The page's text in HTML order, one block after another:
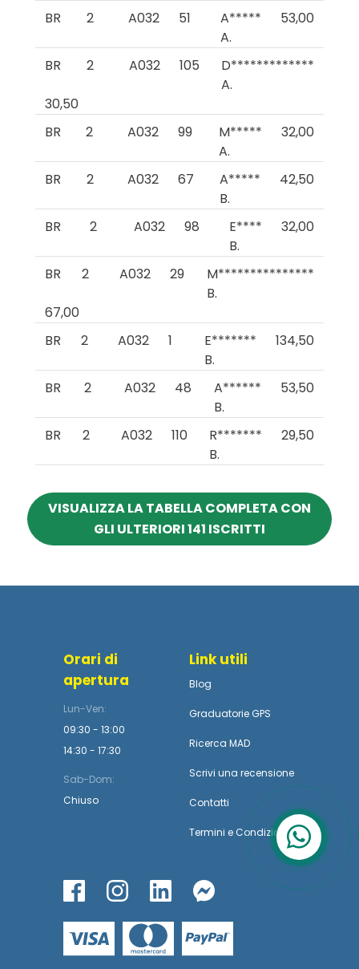
BR 2 A032 51
A*****
A.
53,00
BR 2 A032 105
D*************
A.
30,50
BR
2 A032 99
M*****
A.
32,00
BR 2 A032 67
A*****
B.
42,50
BR 2 A032 98
E****
B.
32,00
BR 2 A032 29
M***************
B.
67,00
BR
2 A032 1
E*******
B.
134,50
BR 2 A032 48
A******
B.
53,50
BR 2 A032 110
R*******
B.
29,50
VISUALIZZA LA TABELLA COMPLETA CON
GLI ULTERIORI 141 ISCRITTI
Orari di
apertura
Lun-Ven:
09:30 - 13:00
14:30 - 17:30
Sab-Dom:
Chiuso
Link utili
Blog
Graduatorie GPS
Ricerca MAD
Scrivi una recensione
Contatti
Termini e Condizioni